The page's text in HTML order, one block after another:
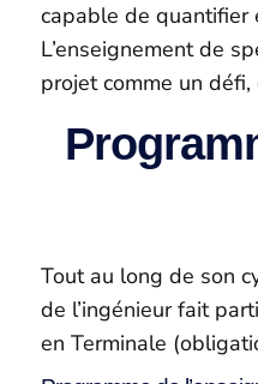
capable de quantifier
L’enseignement de
projet comme un
Tout au long de son
de l’ingénieur fait
en Terminale